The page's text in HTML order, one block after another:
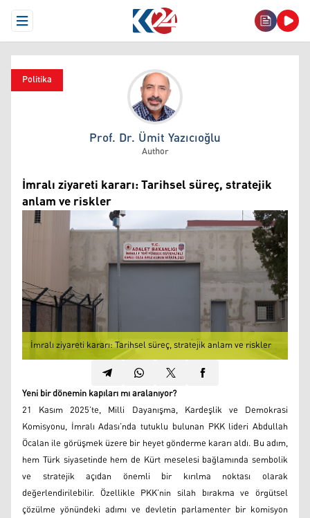
Open Menu
Politika
Prof. Dr. Ümit Yazıcıoğlu
Prof. Dr. Ümit Yazıcıoğlu
Author
İmralı ziyareti kararı: Tarihsel süreç, stratejik
anlam ve riskler
İmralı ziyareti kararı: Tarihsel süreç, stratejik anlam ve riskler
Yeni bir dönemin kapıları mı aralanıyor?
21 Kasım 2025’te, Milli Dayanışma, Kardeşlik ve Demokrasi
Komisyonu, İmralı Adası’nda tutuklu bulunan PKK lideri Abdullah
Öcalan ile görüşmek üzere bir heyet gönderme kararı aldı. Bu adım,
hem Türk siyasetinde hem de Kürt meselesi bağlamında sembolik
ve stratejik açıdan önemli bir kırılma noktası olarak
değerlendirilebilir. Özellikle PKK’nin silah bırakma ve örgütsel
çözülme yönündeki adımı ve devletin parlamenter bir komisyon